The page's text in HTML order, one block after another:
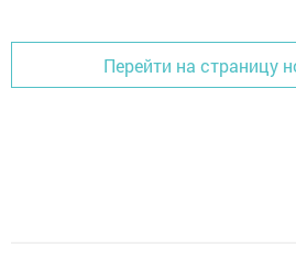
Перейти на страницу